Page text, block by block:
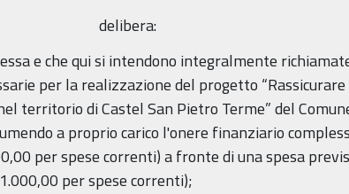
delibera:
e che qui si intendono integralmente
per la realizzazione del progetto
territorio di Castel San Pietro Terme” del
a proprio carico l'onere finanziario
per spese correnti) a fronte di una spesa
per spese correnti);